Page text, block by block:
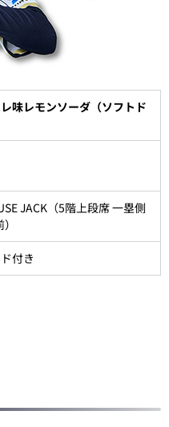
味レモンソーダ（ソフトド
JACK（5階上段席 一塁側
付き